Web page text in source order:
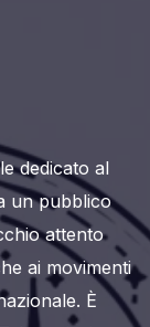
dedicato al
un pubblico
attento
ai movimenti
È